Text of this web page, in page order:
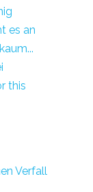
es an
this
Verfall